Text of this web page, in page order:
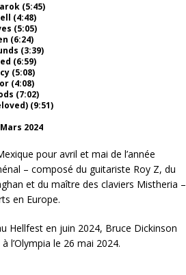
(5:45)
(4:48)
(5:05)
(6:24)
(3:39)
(6:59)
(5:08)
(4:08)
(7:02)
(9:51)
2024
pour avril et mai de l’année
– composé du guitariste Roy Z, du
et du maître des claviers Mistheria –
en Europe.
Hellfest en juin 2024, Bruce Dickinson
l’Olympia le 26 mai 2024.